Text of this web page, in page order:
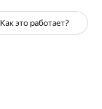
Как это работает?